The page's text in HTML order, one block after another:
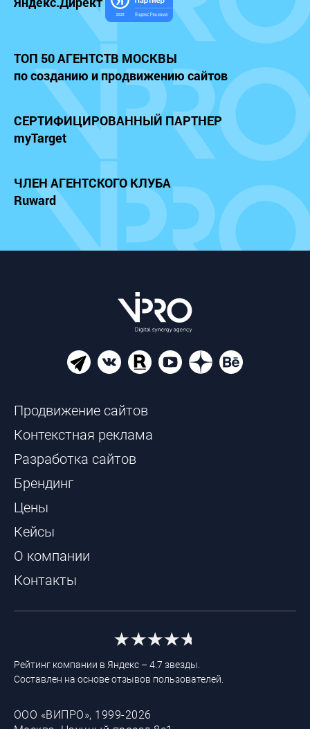
ТОП 50 АГЕНТСТВ МОСКВЫ
по созданию и продвижению сайтов
СЕРТИФИЦИРОВАННЫЙ ПАРТНЕР
myTarget
ЧЛЕН АГЕНТСКОГО КЛУБА
Ruward
Продвижение сайтов
Контекстная реклама
Разработка сайтов
Брендинг
Цены
Кейсы
О компании
Контакты
ООО «ВИПРО», 1999-2026
Рейтинг компании в Яндекс – 4.7 звезды.
Составлен на основе отзывов пользователей.